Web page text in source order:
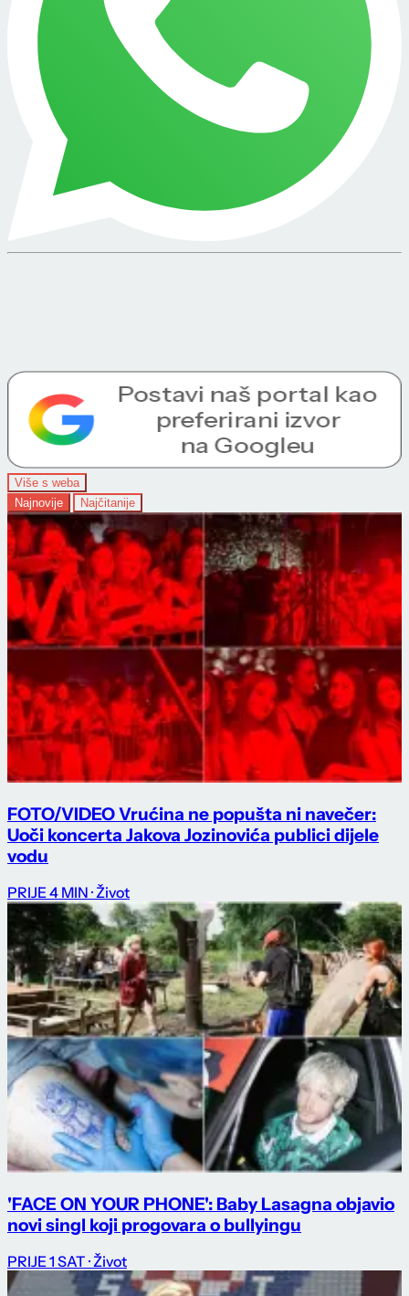
Više s weba
Najnovije
Najčitanije
FOTO/VIDEO Vrućina ne popušta ni navečer:
Uoči koncerta Jakova Jozinovića publici dijele
vodu
PRIJE 4 MIN · Život
'FACE ON YOUR PHONE': Baby Lasagna objavio
novi singl koji progovara o bullyingu
PRIJE 1 SAT · Život